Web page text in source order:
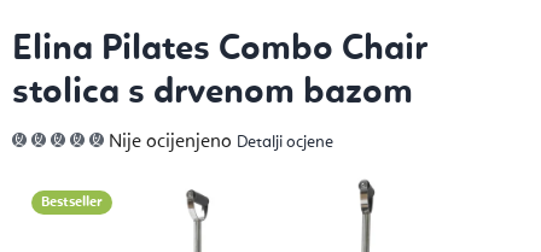
Elina Pilates Combo Chair
stolica s drvenom bazom
Prosječna
ocjena
0,0
od
Nije ocijenjeno Detalji ocjene
Bestseller